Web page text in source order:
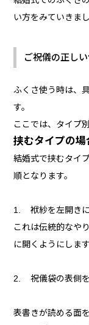
い方をみていきまし
ご祝儀の正し
ふくさ使う時は、
す。
ここでは、タイプ
挟むタイプの場
結婚式で挟むタイ
順となります。
1. 袱紗を左開き
これは伝統的なや
に開くようにします
2. 祝儀袋の表側を
表書きが読める面